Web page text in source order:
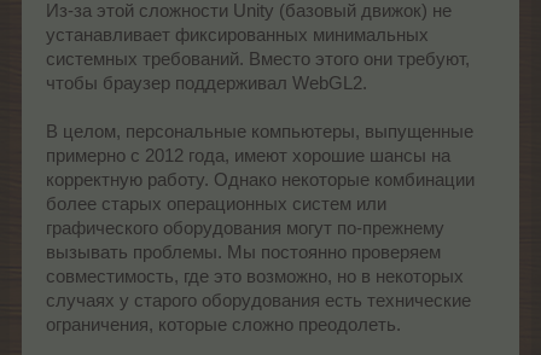
Из-за этой сложности Unity (базовый движок) не
устанавливает фиксированных минимальных
системных требований. Вместо этого они требуют,
чтобы браузер поддерживал WebGL2.
В целом, персональные компьютеры, выпущенные
примерно с 2012 года, имеют хорошие шансы на
корректную работу. Однако некоторые комбинации
более старых операционных систем или
графического оборудования могут по-прежнему
вызывать проблемы. Мы постоянно проверяем
совместимость, где это возможно, но в некоторых
случаях у старого оборудования есть технические
ограничения, которые сложно преодолеть.